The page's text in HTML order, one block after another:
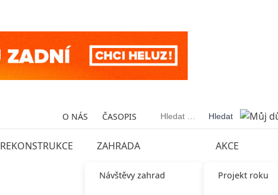
O NÁS ČASOPIS Vyhledávání
REKONSTRUKCE ZAHRADA
Návštěvy zahrad
AKCE
Projekt roku